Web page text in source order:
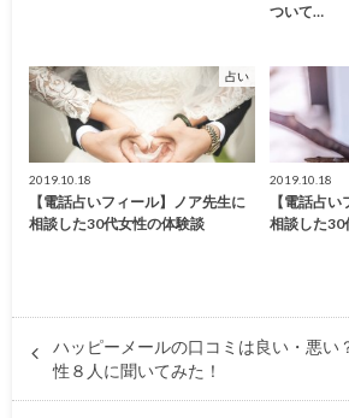
ついて…
占い
2019.10.18
【電話占いフィール】ノア先生に
相談した30代女性の体験談
2019.10.18
【電話占
相談した30
ハッピーメールの口コミは良い・悪い
性８人に聞いてみた！